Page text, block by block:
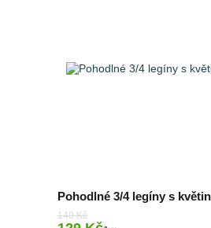
Pohodlné 3/4 legíny s
149 Kč